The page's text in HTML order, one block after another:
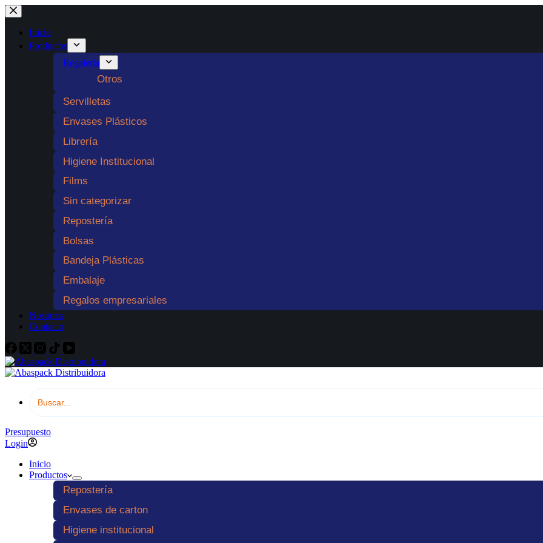
Saltar
al
contenido
Inicio
Productos
Regalería
Otros
Servilletas
Envases Plásticos
Librería
Higiene Institucional
Films
Sin categorizar
Repostería
Bolsas
Bandeja Plásticas
Embalaje
Regalos empresariales
Nosotros
Contacto
Presupuesto
Login
Inicio
Productos
Repostería
Envases de carton
Higiene institucional